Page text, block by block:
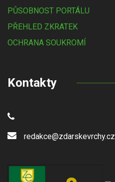
PŮSOBNOST PORTÁLU
PŘEHLED ZKRATEK
OCHRANA SOUKROMÍ
Kontakty
redakce@zdarskevrchy.cz